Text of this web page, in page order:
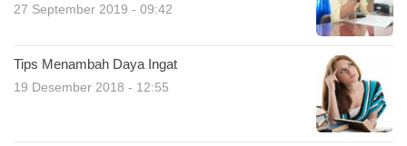
27 September 2019 - 09:42
Tips Menambah Daya Ingat
19 Desember 2018 - 12:55